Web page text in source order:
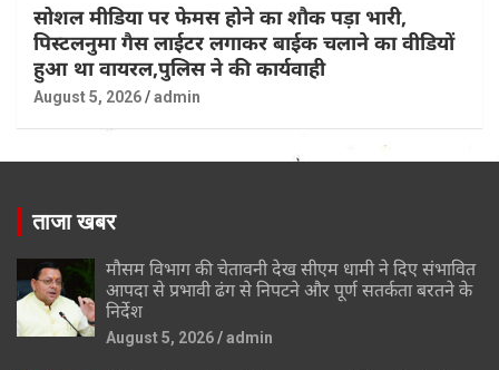
सोशल मीडिया पर फेमस होने का शौक पड़ा भारी,
पिस्टलनुमा गैस लाईटर लगाकर बाईक चलाने का वीडियों
हुआ था वायरल,पुलिस ने की कार्यवाही
August 5, 2026 admin
ताजा खबर
मौसम विभाग की चेतावनी देख सीएम धामी ने दिए संभावित
आपदा से प्रभावी ढंग से निपटने और पूर्ण सतर्कता बरतने के
निर्देश
August 5, 2026 admin